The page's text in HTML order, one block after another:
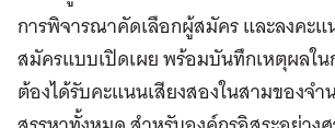
การพิจารณาคัดเลือกผู้สมัคร และลงคะแ
สมัครแบบเปิดเผย พร้อมบันทึกเหตุผลใน
ต้องได้รับคะแนนเสียงสองในสามของจ